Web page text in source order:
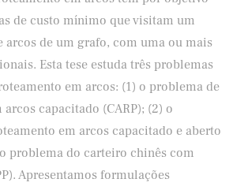
de custo mínimo que visitam um
arcos de um grafo, com uma ou mais
Esta tese estuda três problemas
em arcos: (1) o problema de
capacitado (CARP); (2) o
em arcos capacitado e aberto
o problema do carteiro chinês com
Apresentamos formulações